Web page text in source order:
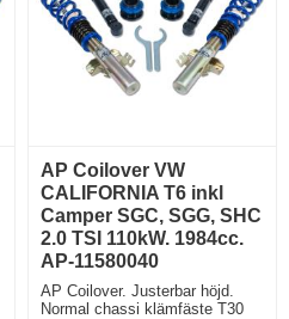
AP Coilover VW
CALIFORNIA T6 inkl
Camper SGC, SGG, SHC
2.0 TSI 110kW. 1984cc.
AP-11580040
AP Coilover. Justerbar höjd.
Normal chassi klämfäste T30